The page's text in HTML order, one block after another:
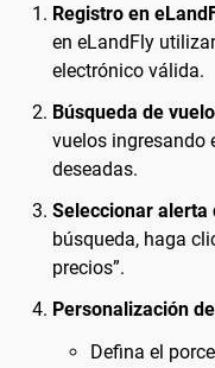
Registro en
en eLandFly
electrónico válida.
Búsqueda de
vuelos ingresando
deseadas.
Seleccionar alerta
búsqueda, haga
precios”.
Personalización
Defina el